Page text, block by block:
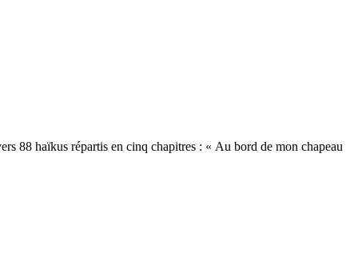
88 haïkus répartis en cinq chapitres : « Au bord de mon chapeau